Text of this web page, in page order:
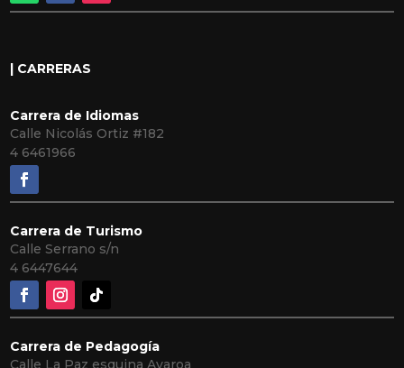
| CARRERAS
Carrera de Idiomas
Calle Nicolás Ortiz #182
4 6461966
Carrera de Turismo
Calle Serrano s/n
4 6447644
Carrera de Pedagogía
Calle La Paz esquina Avaroa